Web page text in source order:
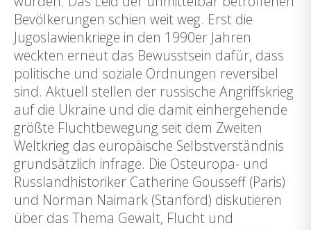
Bevölkerungen schien weit weg. Erst die
Jugoslawienkriege in den 1990er Jahren
weckten erneut das Bewusstsein dafür, dass
politische und soziale Ordnungen reversibel
sind. Aktuell stellen der russische Angriffskrieg
auf die Ukraine und die damit einhergehende
größte Fluchtbewegung seit dem Zweiten
Weltkrieg das europäische Selbstverständnis
grundsätzlich infrage. Die Osteuropa- und
Russlandhistoriker Catherine Gousseff (Paris)
und Norman Naimark (Stanford) diskutieren
über das Thema Gewalt, Flucht und